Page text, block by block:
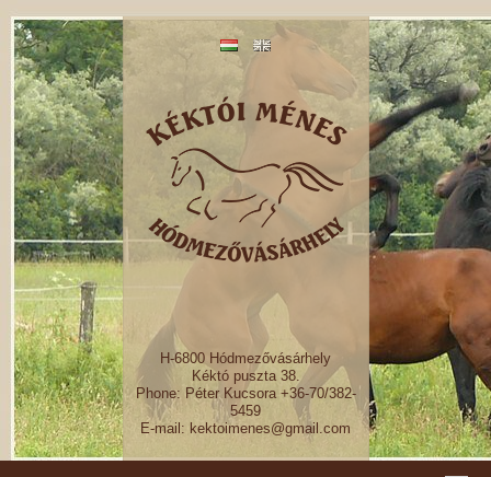
H-6800 Hódmezővásárhely
Kéktó puszta 38.
Phone: Péter Kucsora +36-70/382-
5459
E-mail: kektoimenes@gmail.com